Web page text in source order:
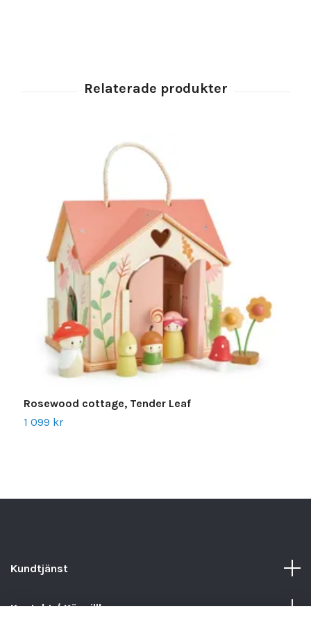
Rosewood cottage, Tender Leaf
1 099 kr
Kundtjänst
Kontakt / Köpvillkor